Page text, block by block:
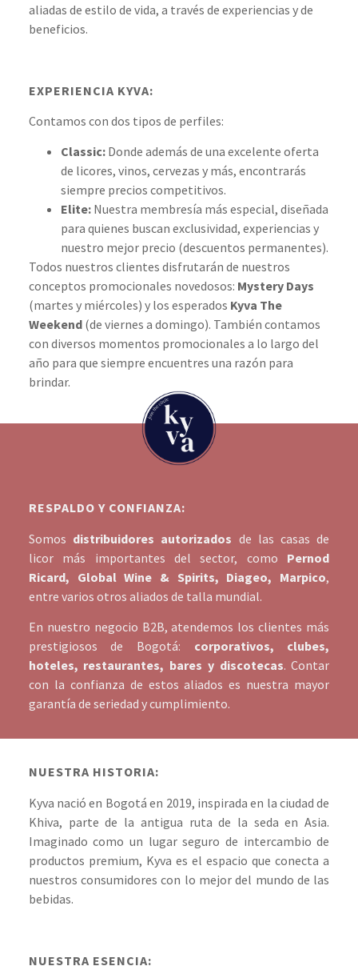
aliadas de estilo de vida, a través de experiencias y de
beneficios.
EXPERIENCIA KYVA:
Contamos con dos tipos de perfiles:
Classic:Donde además de una excelente oferta
de licores, vinos, cervezas y más, encontrarás
siempre precios competitivos.
Elite:Nuestra membresía más especial, diseñada
para quienes buscan exclusividad, experiencias y
nuestro mejor precio (descuentos permanentes).
Todos nuestros clientes disfrutarán de nuestros
conceptos promocionales novedosos: Mystery Days
(martes y miércoles) y los esperados Kyva The
Weekend(de viernes a domingo). También contamos
con diversos momentos promocionales a lo largo del
año para que siempre encuentres una razón para
brindar.
RESPALDO Y CONFIANZA:
Somos distribuidores autorizados de las casas de
licor más importantes del sector, como Pernod
Ricard, Global Wine & Spirits, Diageo, Marpico,
entre varios otros aliados de talla mundial.
En nuestro negocio B2B, atendemos los clientes más
prestigiosos de Bogotá: corporativos, clubes,
hoteles, restaurantes, bares y discotecas. Contar
con la confianza de estos aliados es nuestra mayor
garantía de seriedad y cumplimiento.
NUESTRA HISTORIA:
Kyva nació en Bogotá en 2019, inspirada en la ciudad de
Khiva, parte de la antigua ruta de la seda en Asia.
Imaginado como un lugar seguro de intercambio de
productos premium, Kyva es el espacio que conecta a
nuestros consumidores con lo mejor del mundo de las
bebidas.
NUESTRA ESENCIA: